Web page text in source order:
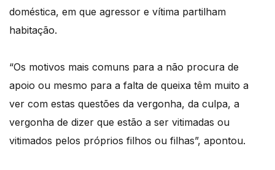
doméstica, em que agressor e vítima partilham
habitação.
“Os motivos mais comuns para a não procura de
apoio ou mesmo para a falta de queixa têm muito a
ver com estas questões da vergonha, da culpa, a
vergonha de dizer que estão a ser vitimadas ou
vitimados pelos próprios filhos ou filhas”, apontou.